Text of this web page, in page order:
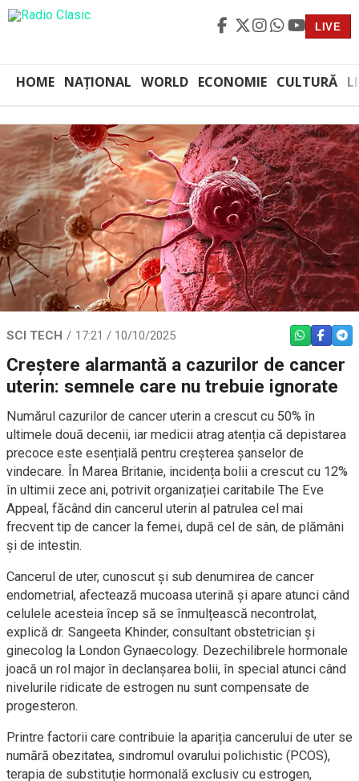
LIVE
HOME NAȚIONAL WORLD ECONOMIE CULTURĂ
SCI TECH 17:21 / 10/10/2025 WHATSAPP
Creștere alarmantă a cazurilor de cancer
uterin: semnele care nu trebuie ignorate
Numărul cazurilor de cancer uterin a crescut cu 50% în
ultimele două decenii, iar medicii atrag atenția că depistarea
precoce este esențială pentru creșterea șanselor de
vindecare. În Marea Britanie, incidența bolii a crescut cu 12%
în ultimii zece ani, potrivit organizației caritabile The Eve
Appeal, făcând din cancerul uterin al patrulea cel mai
frecvent tip de cancer la femei, după cel de sân, de plămâni
și de intestin.
Cancerul de uter, cunoscut și sub denumirea de cancer
endometrial, afectează mucoasa uterină și apare atunci când
celulele acesteia încep să se înmulțească necontrolat,
explică dr. Sangeeta Khinder, consultant obstetrician și
ginecolog la London Gynaecology. Dezechilibrele hormonale
joacă un rol major în declanșarea bolii, în special atunci când
nivelurile ridicate de estrogen nu sunt compensate de
progesteron.
Printre factorii care contribuie la apariția cancerului de uter se
numără obezitatea, sindromul ovarului polichistic (PCOS),
terapia de substituție hormonală exclusiv cu estrogen,